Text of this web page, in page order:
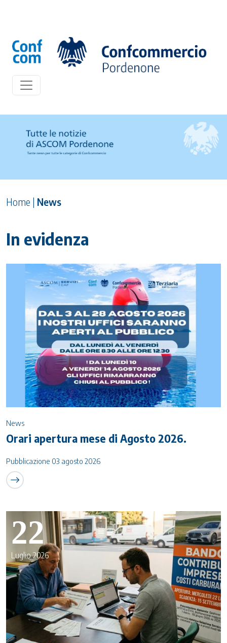
Home | News
In evidenza
News
Orari apertura mese di Agosto 2026.
Pubblicazione 03 agosto 2026
22
Luglio 2026